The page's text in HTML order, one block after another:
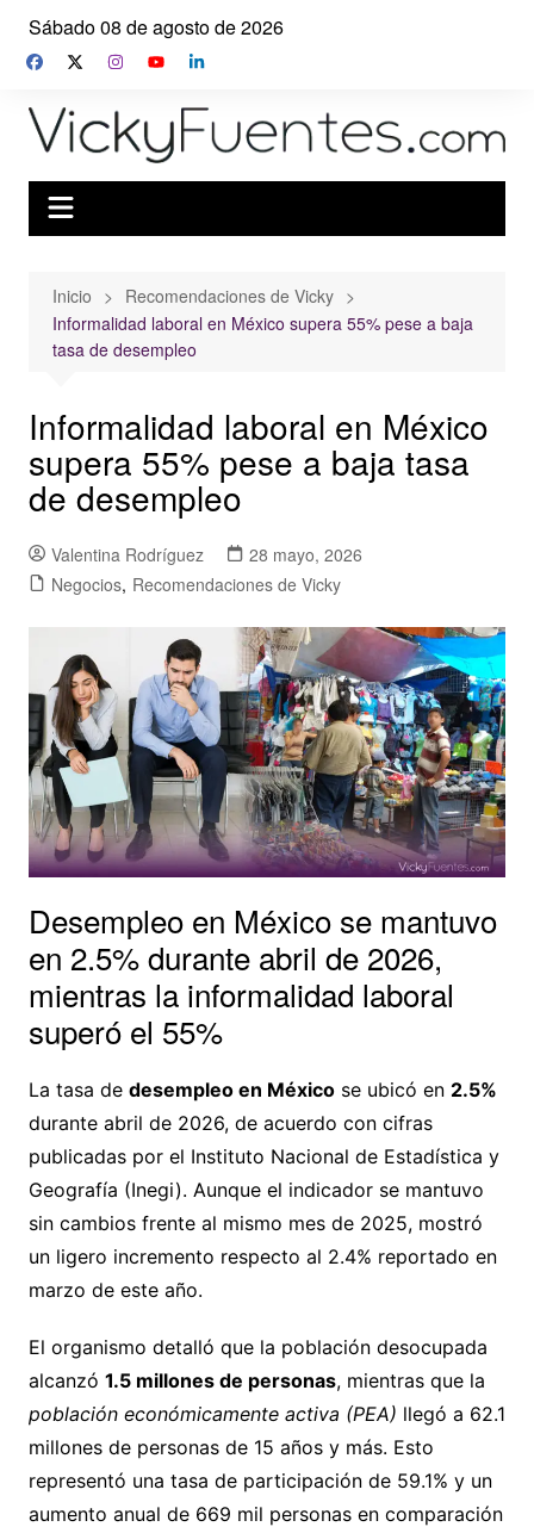
Saltar
contenido
Sábado 08 de agosto de 2026
Inicio
Recomendaciones de Vicky
Informalidad laboral en México supera 55% pese a baja
tasa de desempleo
Informalidad laboral en México
supera 55% pese a baja tasa
de desempleo
Valentina Rodríguez
28 mayo, 2026
Negocios, Recomendaciones de Vicky
Desempleo en México se mantuvo
en 2.5% durante abril de 2026,
mientras la informalidad laboral
superó el 55%
La tasa de desempleo en Méxicose ubicó en 2.5%
durante abril de 2026, de acuerdo con cifras
publicadas por el Instituto Nacional de Estadística y
Geografía (Inegi). Aunque el indicador se mantuvo
sin cambios frente al mismo mes de 2025, mostró
un ligero incremento respecto al 2.4% reportado en
marzo de este año.
El organismo detalló que la población desocupada
alcanzó 1.5 millones de personas, mientras que la
población económicamente activa (PEA) llegó a 62.1
millones de personas de 15 años y más. Esto
representó una tasa de participación de 59.1% y un
aumento anual de 669 mil personas en comparación